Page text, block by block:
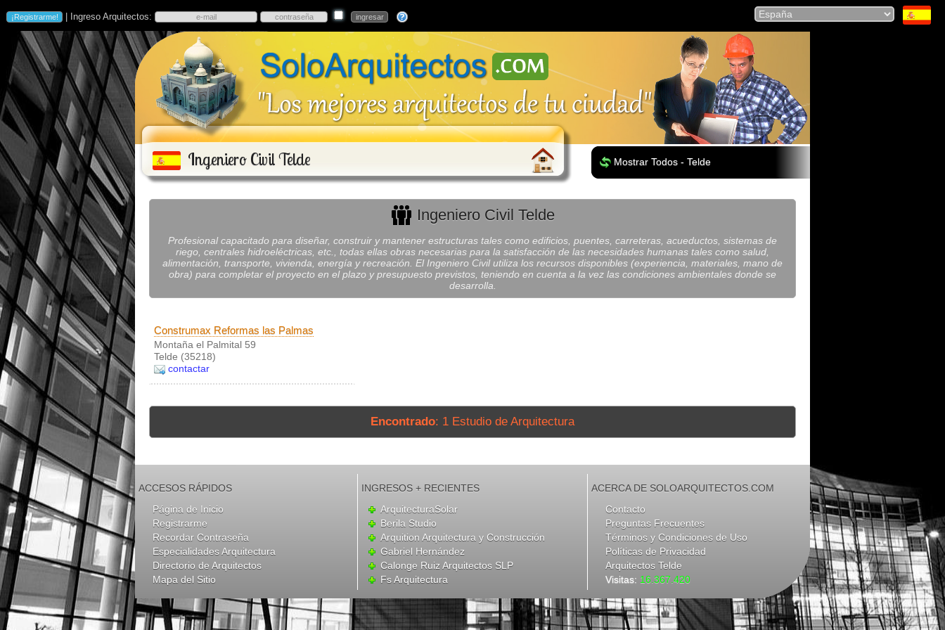
| Ingreso Arquitectos:
Ingeniero Civil Telde Mostrar Todos - Telde
Ingeniero Civil Telde
Profesional capacitado para diseñar, construir y mantener estructuras tales como edificios, puentes, carreteras, acueductos, sistemas de
riego, centrales hidroeléctricas, etc., todas ellas obras necesarias para la satisfacción de las necesidades humanas tales como salud,
alimentación, transporte, vivienda, energía y recreación. El Ingeniero Civil utiliza los recursos disponibles (experiencia, materiales, mano de
obra) para completar el proyecto en el plazo y presupuesto previstos, teniendo en cuenta a la vez las condiciones ambientales donde se
desarrolla.
Construmax Reformas las Palmas
Montaña el Palmital 59
Telde (35218)
contactar
Encontrado: 1 Estudio de Arquitectura
ACCESOS RÁPIDOS
Página de Inicio
Registrarme
Recordar Contraseña
Especialidades Arquitectura
Directorio de Arquitectos
Mapa del Sitio
INGRESOS + RECIENTES
ArquitecturaSolar
Berila Studio
Arquition Arquitectura y Construcción
Gabriel Hernández
Calonge Ruiz Arquitectos SLP
Fs Arquitectura
ACERCA DE SOLOARQUITECTOS.COM
Contacto
Preguntas Frecuentes
Términos y Condiciones de Uso
Políticas de Privacidad
Arquitectos Telde
Visitas: 16.367.420